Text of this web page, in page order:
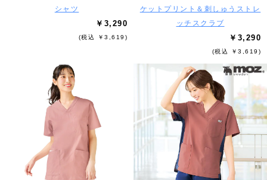
シャツ
￥3,290
(税込 ￥3,619)
ケットプリント＆刺しゅうストレ
ッチスクラブ
￥3,290
(税込 ￥3,619)